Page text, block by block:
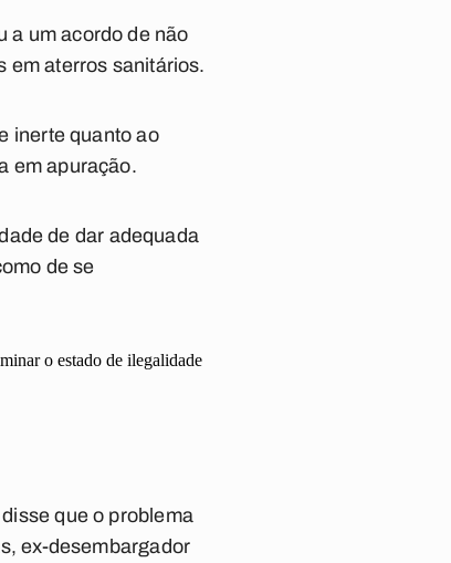
a um acordo de não
em aterros sanitários.
inerte quanto ao
em apuração.
de dar adequada
de se
o estado de ilegalidade
que o problema
ex-desembargador